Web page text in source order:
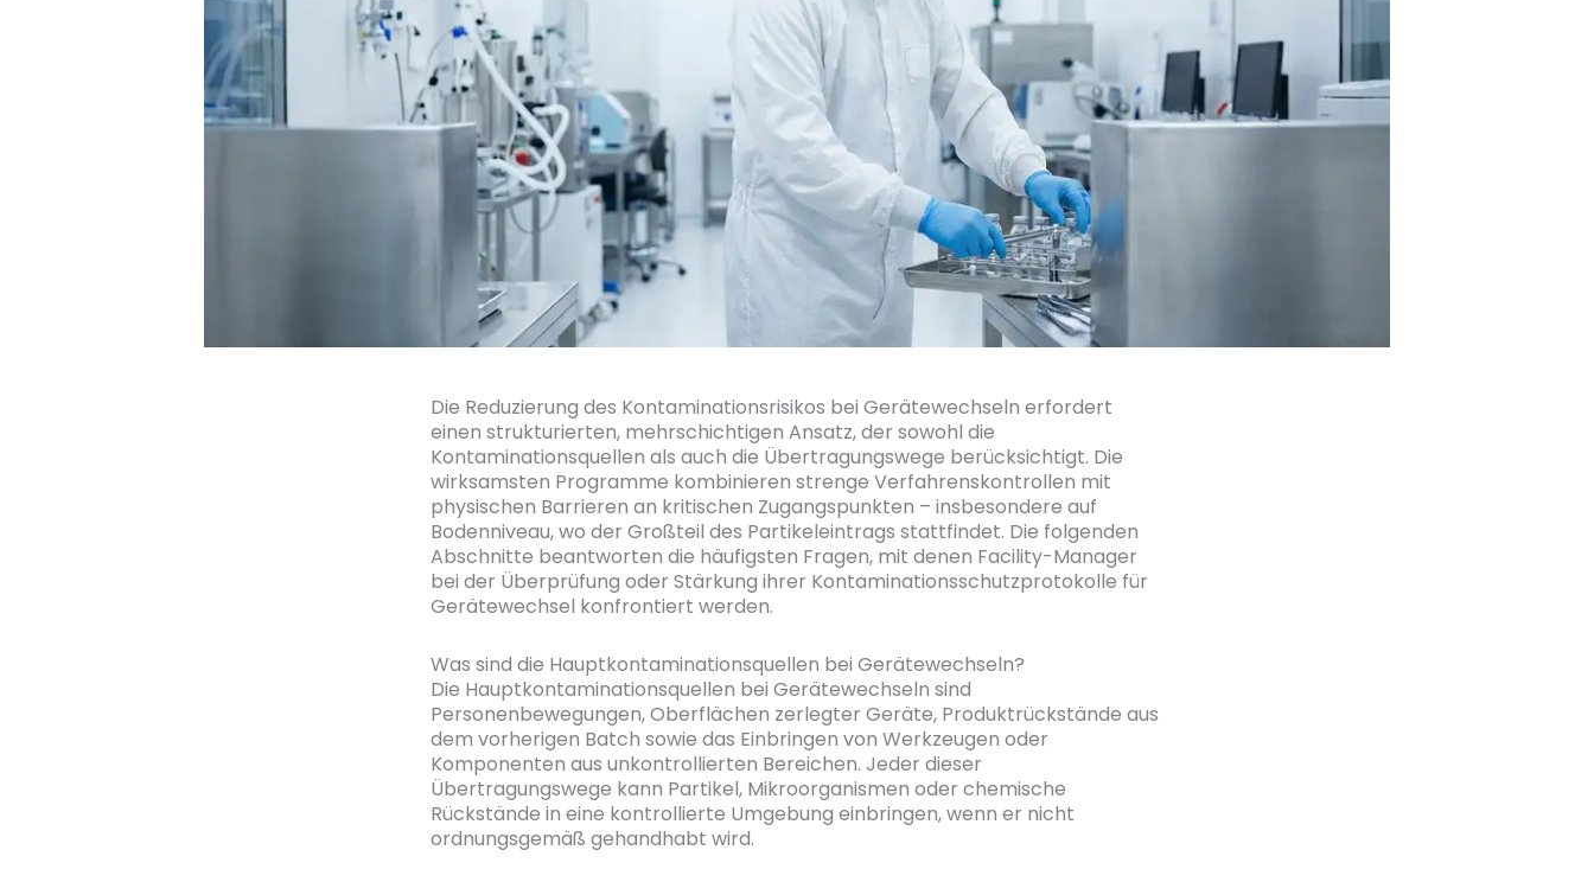
Die Reduzierung des Kontaminationsrisikos bei Gerätewechseln erfordert
einen strukturierten, mehrschichtigen Ansatz, der sowohl die
Kontaminationsquellen als auch die Übertragungswege berücksichtigt. Die
wirksamsten Programme kombinieren strenge Verfahrenskontrollen mit
physischen Barrieren an kritischen Zugangspunkten – insbesondere auf
Bodenniveau, wo der Großteil des Partikeleintrags stattfindet. Die folgenden
Abschnitte beantworten die häufigsten Fragen, mit denen Facility-Manager
bei der Überprüfung oder Stärkung ihrer Kontaminationsschutzprotokolle für
Gerätewechsel konfrontiert werden.
Was sind die Hauptkontaminationsquellen bei Gerätewechseln?
Die Hauptkontaminationsquellen bei Gerätewechseln sind
Personenbewegungen, Oberflächen zerlegter Geräte, Produktrückstände aus
dem vorherigen Batch sowie das Einbringen von Werkzeugen oder
Komponenten aus unkontrollierten Bereichen. Jeder dieser
Übertragungswege kann Partikel, Mikroorganismen oder chemische
Rückstände in eine kontrollierte Umgebung einbringen, wenn er nicht
ordnungsgemäß gehandhabt wird.